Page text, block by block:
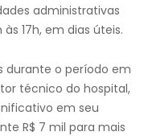
administrativas
17h, em dias úteis.
durante o período em
técnico do hospital,
em seu
R$ 7 mil para mais